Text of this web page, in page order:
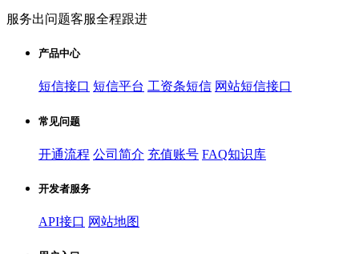
服务出问题客服全程跟进
产品中心
短信接口 短信平台 工资条短信 网站短信接口
常见问题
开通流程 公司简介 充值账号 FAQ知识库
开发者服务
API接口 网站地图